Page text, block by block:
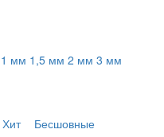
1 мм 1,5 мм 2 мм 3 мм
Хит
Бесшовные